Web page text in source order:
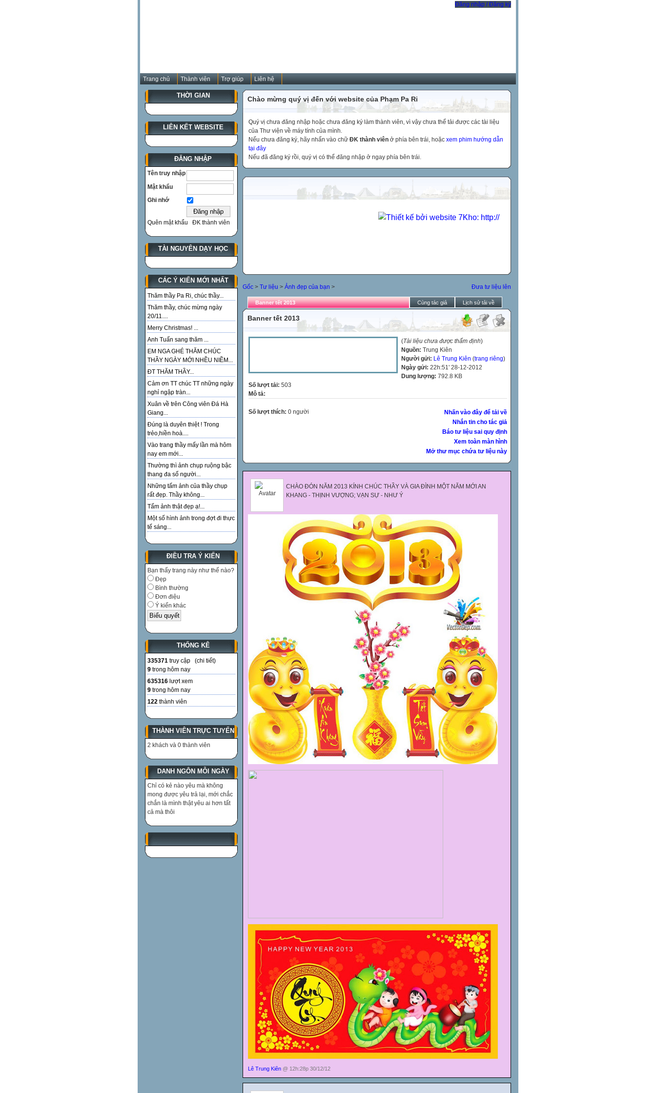
Đăng nhập / Đăng ký
Trang chủ Thành viên Trợ giúp Liên hệ
THỜI GIAN
LIÊN KẾT WEBSITE
ĐĂNG NHẬP
Tên truy nhập
Mật khẩu
Ghi nhớ
Quên mật khẩu ĐK thành viên
TÀI NGUYÊN DẠY HỌC
CÁC Ý KIẾN MỚI NHẤT
Thăm thầy Pa Ri, chúc thầy...
Thăm thầy, chúc mừng ngày
20/11....
Merry Christmas! ...
Anh Tuấn sang thăm ...
EM NGA GHÉ THĂM CHÚC
THẦY NGÀY MỚI NHỀU NIỀM...
ĐT THĂM THẦY...
Cảm ơn TT chúc TT những ngày
nghỉ ngập tràn...
Xuân về trên Công viên Đá Hà
Giang...
Đúng là duyên thiệt ! Trong
trẻo,hiền hoà....
Vào trang thầy mấy lần mà hôm
nay em mới...
Thường thì ảnh chụp ruộng bậc
thang đa số người...
Những tấm ảnh của thầy chụp
rất đẹp. Thầy không...
Tấm ảnh thật đẹp ạ!...
Một số hình ảnh trong đợt đi thực
tế sáng...
ĐIỀU TRA Ý KIẾN
Bạn thấy trang này như thế nào?
Đẹp
Bình thường
Đơn điệu
Ý kiến khác
THỐNG KÊ
335371 truy cập (chi tiết)
9 trong hôm nay
635316 lượt xem
9 trong hôm nay
122 thành viên
THÀNH VIÊN TRỰC TUYẾN
2 khách và 0 thành viên
DANH NGÔN MỖI NGÀY
Chỉ có kẻ nào yêu mà không
mong được yêu trả lại, mới chắc
chắn là mình thật yêu ai hơn tất
cả mà thôi
Chào mừng quý vị đến với website của Phạm Pa Ri
Quý vị chưa đăng nhập hoặc chưa đăng ký làm thành viên, vì vậy chưa thể tải được các tài liệu
của Thư viện về máy tính của mình.
Nếu chưa đăng ký, hãy nhấn vào chữ ĐK thành viên ở phía bên trái, hoặc xem phim hướng dẫn
tại đây
Nếu đã đăng ký rồi, quý vị có thể đăng nhập ở ngay phía bên trái.
Đưa tư liệu lên
Gốc > Tư liệu > Ảnh đẹp của bạn >
Banner tết 2013 Cùng tác giả Lịch sử tải về
Banner tết 2013
(Tài liệu chưa được thẩm định)
Nguồn: Trung Kiên
Người gửi: Lê Trung Kiên (trang riêng)
Ngày gửi: 22h:51' 28-12-2012
Dung lượng: 792.8 KB
Số lượt tải: 503
Mô tả:
Nhấn vào đây để tải về
Nhắn tin cho tác giả
Báo tư liệu sai quy định
Xem toàn màn hình
Mở thư mục chứa tư liệu này
Số lượt thích: 0 người
CHÀO ĐÓN NĂM 2013 KÍNH CHÚC THẦY VÀ GIA ĐÌNH MỘT NĂM MỚI AN
KHANG - THỊNH VƯỢNG; VẠN SỰ - NHƯ Ý
Lê Trung Kiên @ 12h:28p 30/12/12